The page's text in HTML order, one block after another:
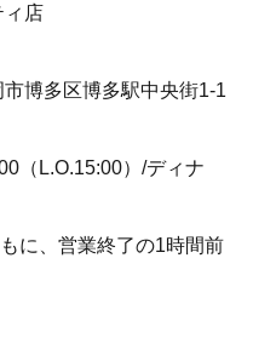
ィ店
博多区博多駅中央街1-1
（L.O.15:00）/ディナ
に、営業終了の1時間前